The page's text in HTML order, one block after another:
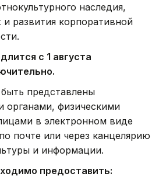
наследия,
развития корпоративной
с 1 августа
представлены
органами, физическими
в электронном виде
почте или через канцелярию
и информации.
предоставить: